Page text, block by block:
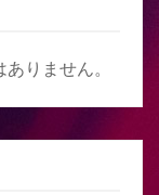
りません。